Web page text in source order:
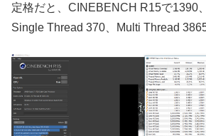
定格だと、CINEBENCH R15で1390
Single Thread 370、Multi Thread